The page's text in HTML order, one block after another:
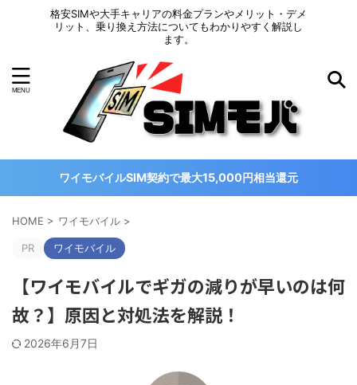
格安SIMや大手キャリアの料金プランやメリット・デメ
リット、乗り換え方法についてもわかりやすく解説し
ます。
ワイモバイルSIM契約で最大15,000円相当還元
HOME > ワイモバイル >
PR ワイモバイル
【ワイモバイルでギガの減りが早いのは何
故？】原因と対処法を解説！
2026年6月7日